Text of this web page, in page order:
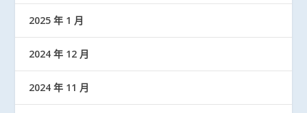
2025 年 1 月
2024 年 12 月
2024 年 11 月